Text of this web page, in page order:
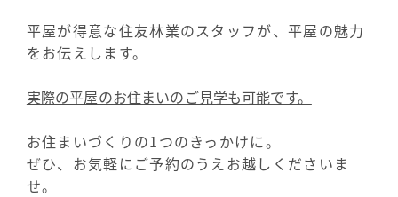
平屋が得意な住友林業のスタッフが、平屋の魅力
をお伝えします。
実際の平屋のお住まいのご見学も可能です。
お住まいづくりの1つのきっかけに。
ぜひ、お気軽にご予約のうえお越しくださいま
せ。